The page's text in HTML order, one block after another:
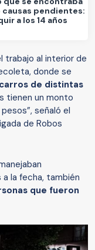
pendientes:
a los 14 años
trabajo al interior de
donde se
de distintas
tienen un monto
señaló el
de Robos
la fecha, también
que fueron